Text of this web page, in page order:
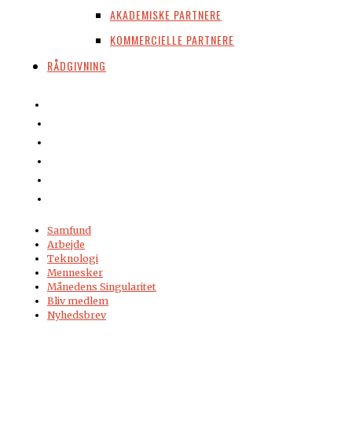
AKADEMISKE PARTNERE
KOMMERCIELLE PARTNERE
RÅDGIVNING
Samfund
Arbejde
Teknologi
Mennesker
Månedens Singularitet
Bliv medlem
Nyhedsbrev